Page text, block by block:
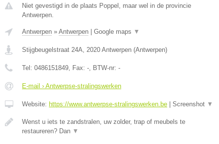
Niet gevestigd in de plaats Poppel, maar wel in de provincie
Antwerpen.
Antwerpen » Antwerpen Google maps ▼
Stijgbeugelstraat 24A 2020 Antwerpen (Antwerpen)
Tel: 0486151849 , Fax: - , BTW-nr: -
E-mail › Antwerpse-stralingswerken
Website: https://www.antwerpse-stralingswerken.be Screenshot ▼
Wenst u iets te zandstralen, uw zolder, trap of meubels te
restaureren? Dan ▼